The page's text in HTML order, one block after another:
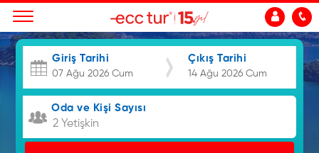
Giriş Tarihi Çıkış Tarihi
Oda ve Kişi Sayısı
2 Yetişkin